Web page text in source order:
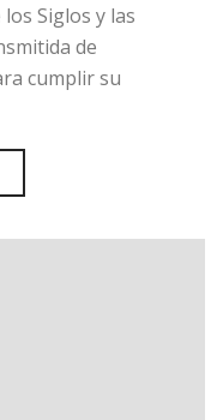
Siglos y las
de
cumplir su